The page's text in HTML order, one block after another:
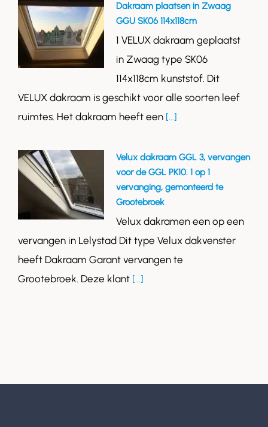
Dakraam plaatsen in Zwaag
GGU SK06 114x118cm
1 VELUX dakraam geplaatst
in Zwaag type SK06
114x118cm kunststof. Dit
VELUX dakraam is geschikt voor alle soorten leef
ruimtes. Het dakraam heeft een [...]
Velux dakraam GGL 3, vervangen
voor de GGL PK10. 1 op 1
vervanging, gemonteerd te
Grootebroek
Velux dakramen een op een
vervangen in Lelystad Dit type Velux dakvenster
heeft Dakraam Garant vervangen te
Grootebroek. Deze klant [...]